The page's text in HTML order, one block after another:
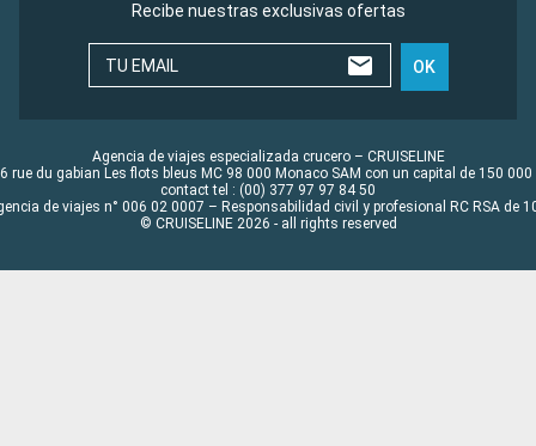
Recibe nuestras exclusivas ofertas
TU EMAIL OK
Agencia de viajes especializada crucero – CRUISELINE
rue du gabian Les flots bleus MC 98 000 Monaco SAM con un capital de 150 000
contact tel : (00) 377 97 97 84 50
de viajes n° 006 02 0007 – Responsabilidad civil y profesional RC RSA de
© CRUISELINE 2026 - all rights reserved